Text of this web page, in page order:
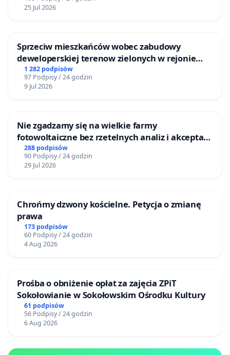
25 Jul 2026
Sprzeciw mieszkańców wobec zabudowy
deweloperskiej terenow zielonych w rejonie
Bulwarów Straceńskich w Bielsku-Białej
1 282 podpisów
97 Podpisy / 24 godzin
9 Jul 2026
Nie zgadzamy się na wielkie farmy
fotowoltaiczne bez rzetelnych analiz i akceptacji
mieszkańców
288 podpisów
90 Podpisy / 24 godzin
29 Jul 2026
Chrońmy dzwony kościelne. Petycja o zmianę
prawa
173 podpisów
60 Podpisy / 24 godzin
4 Aug 2026
Prośba o obniżenie opłat za zajęcia ZPiT
Sokołowianie w Sokołowskim Ośrodku Kultury
61 podpisów
56 Podpisy / 24 godzin
6 Aug 2026